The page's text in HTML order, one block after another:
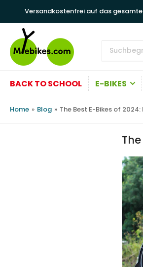
Versandkostenfrei auf das gesamte
BACK TO SCHOOL E-BIKES
Home » Blog » The Best E-Bikes of